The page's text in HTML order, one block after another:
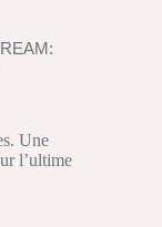
Une
l’ultime